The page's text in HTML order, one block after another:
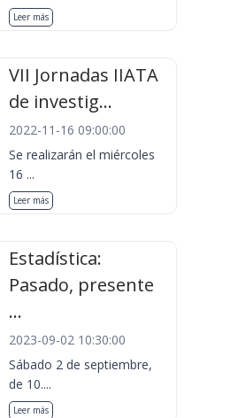
Leer más
VII Jornadas IIATA
de investig...
2022-11-16 09:00:00
Se realizarán el miércoles
16 ...
Leer más
Estadística:
Pasado, presente
...
2023-09-02 10:30:00
Sábado 2 de septiembre,
de 10....
Leer más